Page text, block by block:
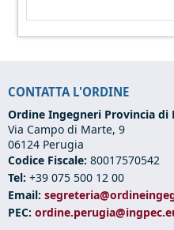
CONTATTA L'ORDINE
Ordine Ingegneri Provincia di
Via Campo di Marte, 9
06124 Perugia
Codice Fiscale: 80017570542
Tel: +39 075 500 12 00
Email:
PEC: